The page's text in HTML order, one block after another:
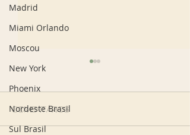
Madrid
Miami Orlando
Moscou
New York
Phoenix
Nordeste Brasil
Sul Brasil
Comentários